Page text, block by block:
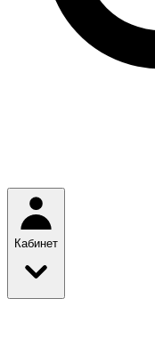
Кабинет